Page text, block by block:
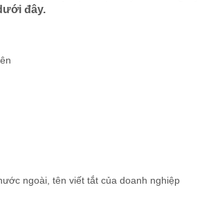
đây.
ngoài, tên viết tắt của doanh nghiệp